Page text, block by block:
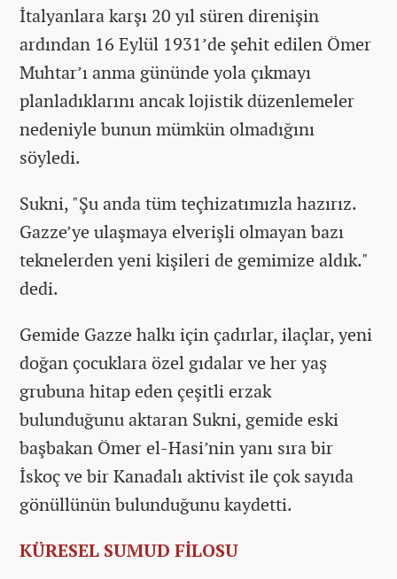
İtalyanlara karşı 20 yıl süren direnişin
ardından 16 Eylül 1931’de şehit edilen Ömer
Muhtar’ı anma gününde yola çıkmayı
planladıklarını ancak lojistik düzenlemeler
nedeniyle bunun mümkün olmadığını
söyledi.
Sukni, "Şu anda tüm teçhizatımızla hazırız.
Gazze’ye ulaşmaya elverişli olmayan bazı
teknelerden yeni kişileri de gemimize aldık."
dedi.
Gemide Gazze halkı için çadırlar, ilaçlar, yeni
doğan çocuklara özel gıdalar ve her yaş
grubuna hitap eden çeşitli erzak
bulunduğunu aktaran Sukni, gemide eski
başbakan Ömer el-Hasi’nin yanı sıra bir
İskoç ve bir Kanadalı aktivist ile çok sayıda
gönüllünün bulunduğunu kaydetti.
KÜRESEL SUMUD FİLOSU